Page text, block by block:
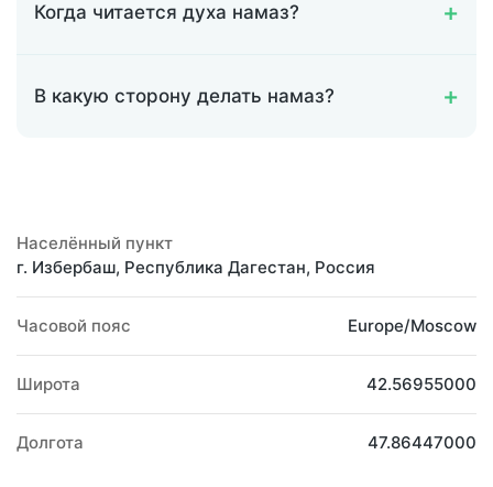
Когда читается духа намаз?
В какую сторону делать намаз?
Населённый пункт
г. Избербаш, Республика Дагестан, Россия
Часовой пояс Europe/Moscow
Широта 42.56955000
Долгота 47.86447000